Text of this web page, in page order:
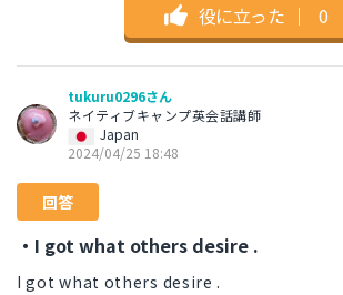
役に立った ｜ 0
tukuru0296さん
ネイティブキャンプ英会話講師
Japan
2024/04/25 18:48
回答
・I got what others desire .
I got what others desire .